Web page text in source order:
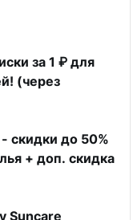
за 1 ₽ для
(через
скидки до 50%
+ доп. скидка
Suncare